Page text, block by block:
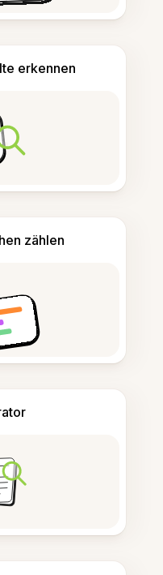
erkennen
zählen